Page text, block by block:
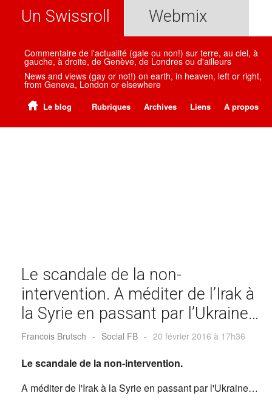
Un Swissroll Webmix
Commentaire de l'actualité (gaie ou non!) sur terre, au ciel, à
gauche, à droite, de Genève, de Londres ou d'ailleurs
News and views (gay or not!) on earth, in heaven, left or right,
from Geneva, London or elsewhere
Le blog Rubriques Archives Liens A propos
Le scandale de la non-
intervention. A méditer de l’Irak à
la Syrie en passant par l’Ukraine…
Francois Brutsch - Social FB - 20 février 2016 à 17h36
Le scandale de la non-intervention.
A méditer de l'Irak à la Syrie en passant par l'Ukraine…